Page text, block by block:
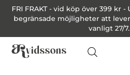
FRI FRAKT - vid köp över 399 kr -
begränsade möjligheter att
vanligt 27/7.